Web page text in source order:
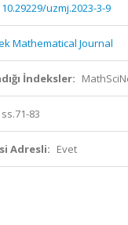
10.29229/uzmj.2023-3-9
Mathematical Journal
İndeksler:
ss.71-83
Adresli: Evet